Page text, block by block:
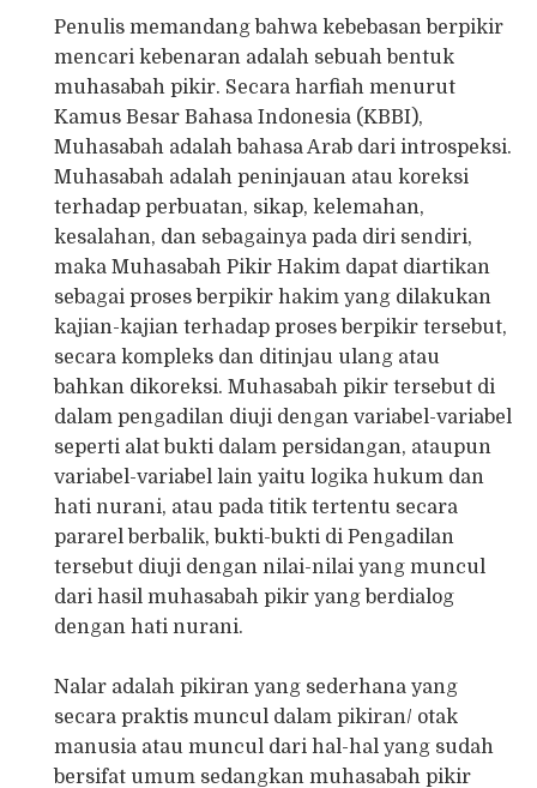
Penulis memandang bahwa kebebasan berpikir
mencari kebenaran adalah sebuah bentuk
muhasabah pikir. Secara harfiah menurut
Kamus Besar Bahasa Indonesia (KBBI),
Muhasabah adalah bahasa Arab dari introspeksi.
Muhasabah adalah peninjauan atau koreksi
terhadap perbuatan, sikap, kelemahan,
kesalahan, dan sebagainya pada diri sendiri,
maka Muhasabah Pikir Hakim dapat diartikan
sebagai proses berpikir hakim yang dilakukan
kajian-kajian terhadap proses berpikir tersebut,
secara kompleks dan ditinjau ulang atau
bahkan dikoreksi. Muhasabah pikir tersebut di
dalam pengadilan diuji dengan variabel-variabel
seperti alat bukti dalam persidangan, ataupun
variabel-variabel lain yaitu logika hukum dan
hati nurani, atau pada titik tertentu secara
pararel berbalik, bukti-bukti di Pengadilan
tersebut diuji dengan nilai-nilai yang muncul
dari hasil muhasabah pikir yang berdialog
dengan hati nurani.
Nalar adalah pikiran yang sederhana yang
secara praktis muncul dalam pikiran/ otak
manusia atau muncul dari hal-hal yang sudah
bersifat umum sedangkan muhasabah pikir